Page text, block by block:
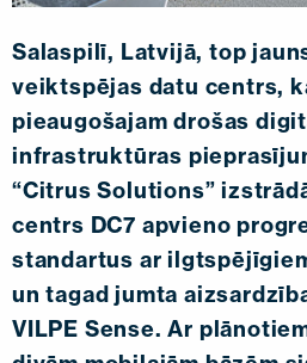
EN USA PL SV SV-FI
Salaspilī, Latvijā, top
veiktspējas datu centrs,
pieaugošajam drošas
infrastruktūras
“Citrus Solutions”
centrs DC7 apvieno
standartus ar
un tagad jumta
VILPE Sense. Ar